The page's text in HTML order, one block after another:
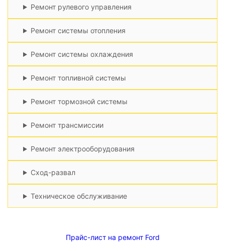
Ремонт рулевого управления
Ремонт системы отопления
Ремонт системы охлаждения
Ремонт топливной системы
Ремонт тормозной системы
Ремонт трансмиссии
Ремонт электрооборудования
Сход-развал
Техническое обслуживание
Прайс-лист на ремонт Ford